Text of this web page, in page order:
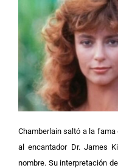
Chamberlain saltó a la
al encantador Dr. James
nombre. Su interpretación